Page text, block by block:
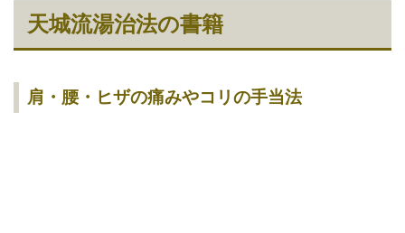
天城流湯治法の書籍
肩・腰・ヒザの痛みやコリの手当法